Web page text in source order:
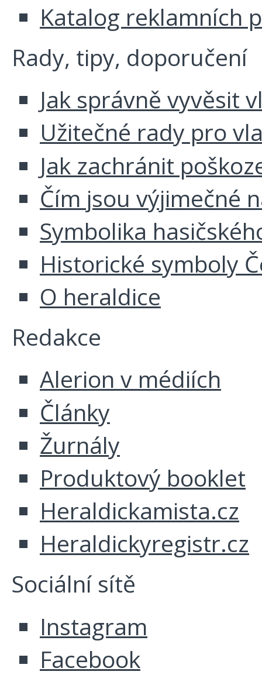
Katalog reklamních
Rady, tipy, doporučení
Jak správně vyvěsit
Užitečné rady pro
Jak zachránit
Čím jsou výjimečné
Symbolika
Historické symboly
O heraldice
Redakce
Alerion v médiích
Články
Žurnály
Produktový booklet
Heraldickamista.cz
Heraldickyregistr.cz
Sociální sítě
Instagram
Facebook